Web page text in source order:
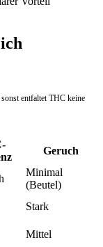
entfaltet THC keine
Geruch
Minimal
(Beutel)
Stark
Mittel